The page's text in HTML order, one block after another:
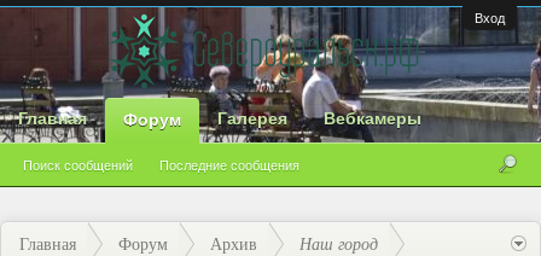
Вход
Главная Форум
Поиск сообщений Последние сообщения
Галерея Вебкамеры
Главная Форум Архив Наш город